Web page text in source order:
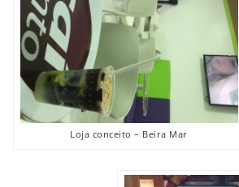
Loja conceito – Beira Mar